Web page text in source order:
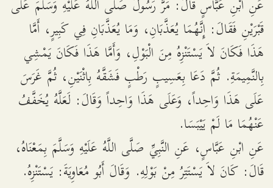
عَنِ ابْنِ عَبَّاسٍ قَالَ: مَرَّ رَسُولُ صَلَّى اللَّهُ عَلَيْهِ وَسَلَّمَ عَلَى
قَبْرَيْنِ فَقَالَ: إِنَّهُمَا يُعَذَّبَانِ، وَمَا يُعَذَّبَانِ فِي كَبِيرٍ، أَمَّا
هَذَا فَكَانَ لاَ يَسْتَنْزِهُ مِنَ الْبَوْلِ، وَأَمَّا هَذَا فَكَانَ يَمْشِي
بِالنَّمِيمَةِ. ثُمَّ دَعَا بِعَسِيبٍ رَطْبٍ فَشَقَّهُ بِاثْنَيْنِ، ثُمَّ غَرَسَ
عَلَى هَذَا وَاحِداً، وَعَلَى هَذَا وَاحِداً وَقَالَ: لَعَلَّهُ يُخَفَّفُ
عَنْهُمَا مَا لَمْ يَيْبَسَا.
عَنِ ابْنِ عَبَّاسٍ، عَنِ النَّبِيِّ صَلَّى اللَّهُ عَلَيْهِ وَسَلَّمَ بِمَعْنَاهُ،
قَالَ: كَانَ لاَ يَسْتَتِرُ مِنْ بَوْلِهِ. وَقَالَ أَبُو مُعَاوِيَةَ: يَسْتَنْزِهُ.